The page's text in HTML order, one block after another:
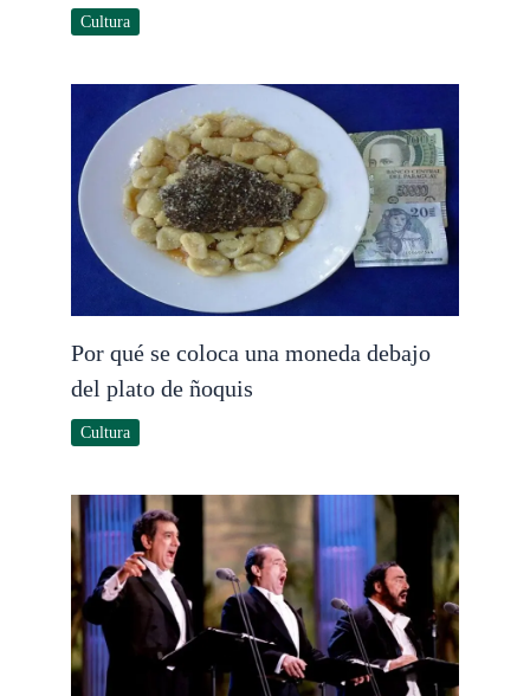
Cultura
Por qué se coloca una moneda debajo
del plato de ñoquis
Cultura